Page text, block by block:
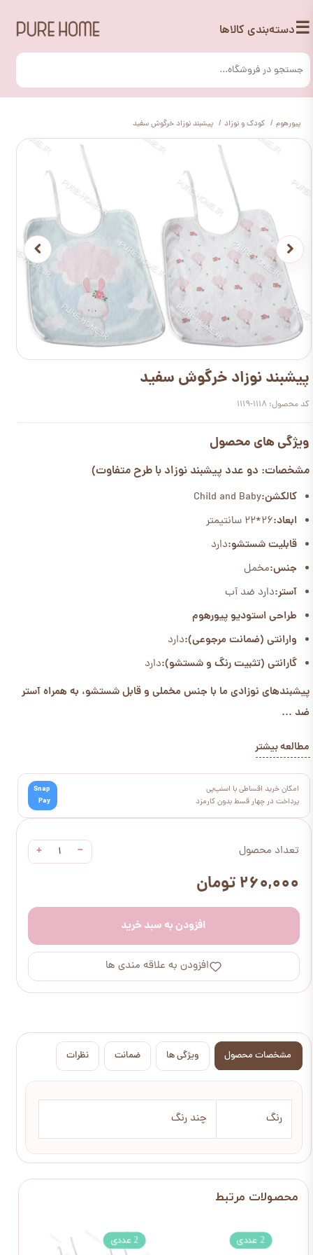
☰دسته‌بندی کالاها
پیورهوم کودک و نوزاد پیشبند نوزاد خرگوش سفید
تعداد محصول −
+
۲۶۰,۰۰۰ تومان
افزودن به سبد خرید
افزودن به علاقه مندی ها
پیشبند نوزاد خرگوش سفید
کد محصول: 1118-1119
ویژگی های محصول
مشخصات: دو عدد پیشبند نوزاد با طرح متفاوت)
کالکشن:Child and Baby
ابعاد:26*22 سانتیمتر
قابلیت شستشو:دارد
جنس:مخمل
آستر:دارد ضد آب
طراحی استودیو پیورهوم
وارانتی (ضمانت مرجوعی):دارد
گارانتی (تثبیت رنگ و شستشو):دارد
پیشبندهای نوزادی ما با جنس مخملی و قابل شستشو، به همراه آستر
ضد ...
مطالعه بیشتر
امکان خرید اقساطی با اسنپ‌پی
پرداخت در چهار قسط بدون کارمزد
Snap
Pay
مشخصات محصول ویژگی ها ضمانت نظرات
رنگ چند رنگ
2 عددی 2 عددی